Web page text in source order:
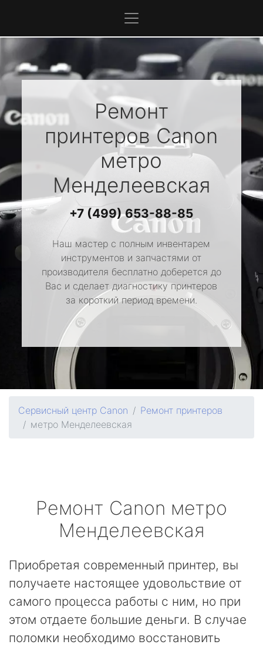
Ремонт
принтеров Canon
метро
Менделеевская
+7 (499) 653-88-85
Наш мастер с полным инвентарем
инструментов и запчастями от
производителя бесплатно доберется до
Вас и сделает диагностику принтеров
за короткий период времени.
Сервисный центр Canon
Ремонт принтеров
метро Менделеевская
Ремонт Canon метро
Менделеевская
Приобретая современный принтер, вы
получаете настоящее удовольствие от
самого процесса работы с ним, но при
этом отдаете большие деньги. В случае
поломки необходимо восстановить